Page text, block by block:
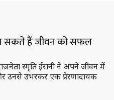
सकते हैं जीवन को सफल
स्मृति ईरानी ने अपने जीवन में
उनसे उभरकर एक प्रेरणादायक